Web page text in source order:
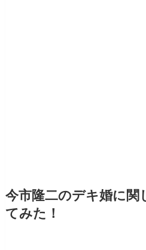
今市隆二のデキ婚に関
てみた！